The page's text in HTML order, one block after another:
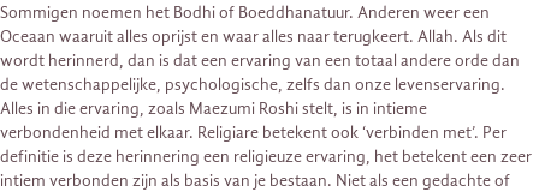
Sommigen noemen het Bodhi of Boeddhanatuur. Anderen weer een
Oceaan waaruit alles oprijst en waar alles naar terugkeert. Allah. Als dit
wordt herinnerd, dan is dat een ervaring van een totaal andere orde dan
de wetenschappelijke, psychologische, zelfs dan onze levenservaring.
Alles in die ervaring, zoals Maezumi Roshi stelt, is in intieme
verbondenheid met elkaar. Religiare betekent ook ‘verbinden met’. Per
definitie is deze herinnering een religieuze ervaring, het betekent een zeer
intiem verbonden zijn als basis van je bestaan. Niet als een gedachte of